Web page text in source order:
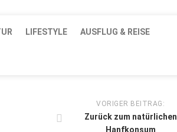
LIFESTYLE AUSFLUG & REISE
VORIGER BEITRAG:
Zurück zum natürlichen
Hanfkonsum